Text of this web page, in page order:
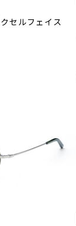
セルフェイス